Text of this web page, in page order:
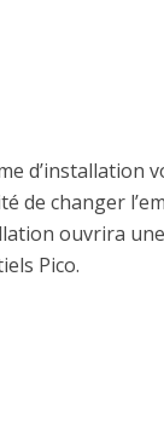
d’installation
de changer
ouvrira
Pico.